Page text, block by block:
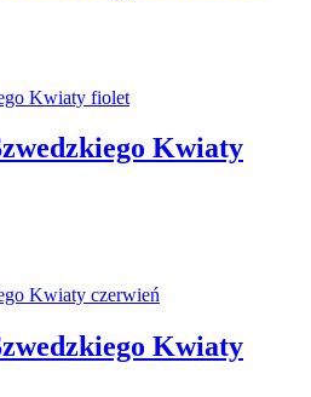
Kwiaty
Kwiaty